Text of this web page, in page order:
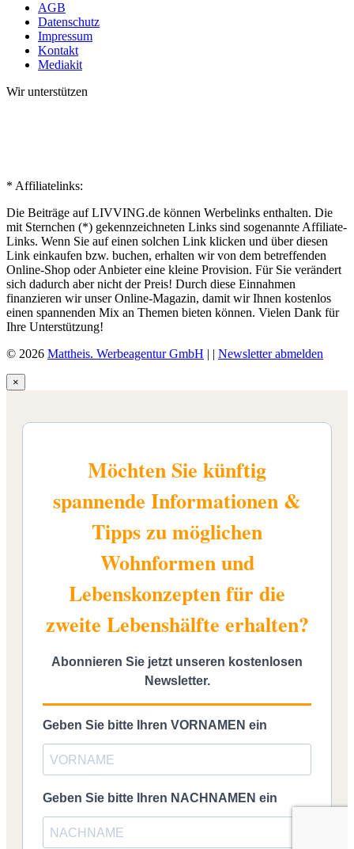
AGB
Datenschutz
Impressum
Kontakt
Mediakit
Wir unterstützen
* Affiliatelinks:
Die Beiträge auf LIVVING.de können Werbelinks enthalten. Die
mit Sternchen (*) gekennzeichneten Links sind sogenannte Affiliate-
Links. Wenn Sie auf einen solchen Link klicken und über diesen
Link einkaufen bzw. buchen, erhalten wir von dem betreffenden
Online-Shop oder Anbieter eine kleine Provision. Für Sie verändert
sich dadurch aber nicht der Preis! Durch diese Einnahmen
finanzieren wir unser Online-Magazin, damit wir Ihnen kostenlos
einen spannenden Mix an Themen bieten können. Vielen Dank für
Ihre Unterstützung!
© 2026 Mattheis. Werbeagentur GmbH | | Newsletter abmelden
×